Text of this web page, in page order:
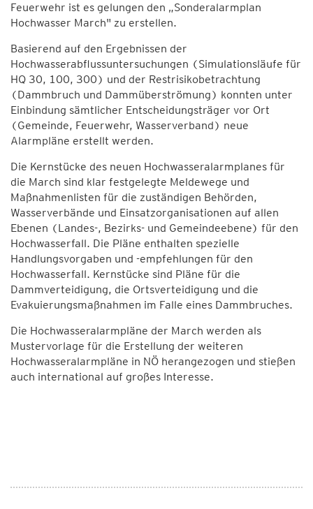
Feuerwehr ist es gelungen den „Sonderalarmplan
Hochwasser March" zu erstellen.
Basierend auf den Ergebnissen der
Hochwasserabflussuntersuchungen (Simulationsläufe für
HQ 30, 100, 300) und der Restrisikobetrachtung
(Dammbruch und Dammüberströmung) konnten unter
Einbindung sämtlicher Entscheidungsträger vor Ort
(Gemeinde, Feuerwehr, Wasserverband) neue
Alarmpläne erstellt werden.
Die Kernstücke des neuen Hochwasseralarmplanes für
die March sind klar festgelegte Meldewege und
Maßnahmenlisten für die zuständigen Behörden,
Wasserverbände und Einsatzorganisationen auf allen
Ebenen (Landes-, Bezirks- und Gemeindeebene) für den
Hochwasserfall. Die Pläne enthalten spezielle
Handlungsvorgaben und -empfehlungen für den
Hochwasserfall. Kernstücke sind Pläne für die
Dammverteidigung, die Ortsverteidigung und die
Evakuierungsmaßnahmen im Falle eines Dammbruches.
Die Hochwasseralarmpläne der March werden als
Mustervorlage für die Erstellung der weiteren
Hochwasseralarmpläne in NÖ herangezogen und stießen
auch international auf großes Interesse.